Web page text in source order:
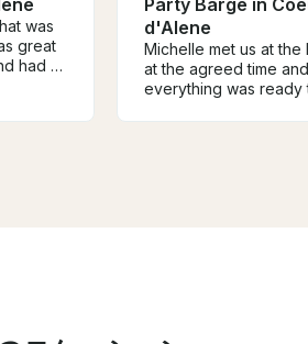
was
had a
on
d'Alene
Michelle met us at the
at the agreed time and
everything was ready